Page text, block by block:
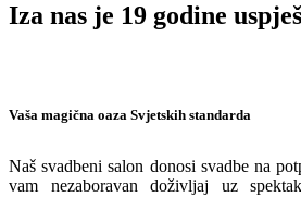
Iza nas je 19 godine
Vaša magična oaza Svjetskih standarda
Naš svadbeni salon donosi svadbe na
vam nezaboravan doživljaj uz